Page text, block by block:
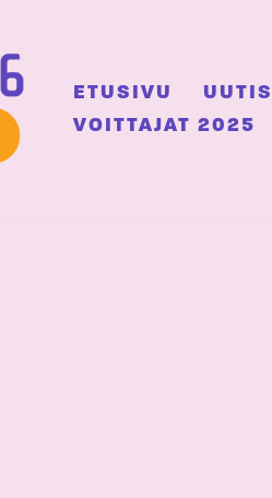
ETUSIVU
VOITTAJAT 2025